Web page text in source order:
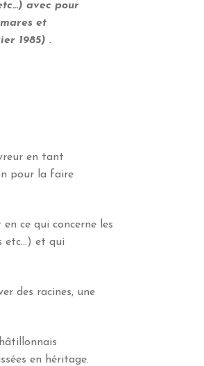
avec pour
et
1985) .
en tant
pour la faire
ce qui concerne les
etc…) et qui
des racines, une
en héritage.